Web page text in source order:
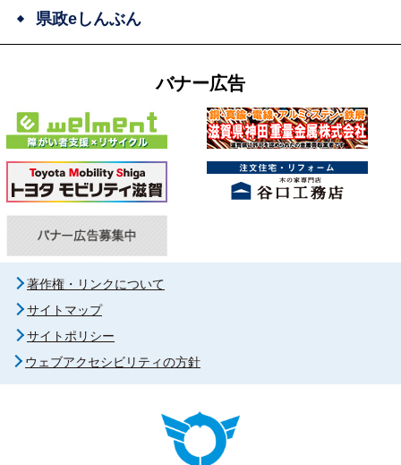
県政eしんぶん
バナー広告
著作権・リンクについて
サイトマップ
サイトポリシー
ウェブアクセシビリティの方針